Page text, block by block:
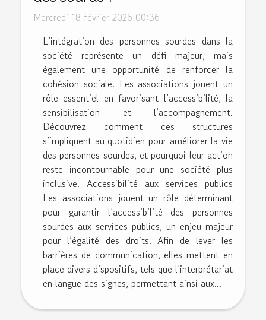
Mercredi 18 février 2026 00:36
L’intégration des personnes sourdes dans la
société représente un défi majeur, mais
également une opportunité de renforcer la
cohésion sociale. Les associations jouent un
rôle essentiel en favorisant l’accessibilité, la
sensibilisation et l’accompagnement.
Découvrez comment ces structures
s’impliquent au quotidien pour améliorer la vie
des personnes sourdes, et pourquoi leur action
reste incontournable pour une société plus
inclusive. Accessibilité aux services publics
Les associations jouent un rôle déterminant
pour garantir l’accessibilité des personnes
sourdes aux services publics, un enjeu majeur
pour l’égalité des droits. Afin de lever les
barrières de communication, elles mettent en
place divers dispositifs, tels que l’interprétariat
en langue des signes, permettant ainsi aux...